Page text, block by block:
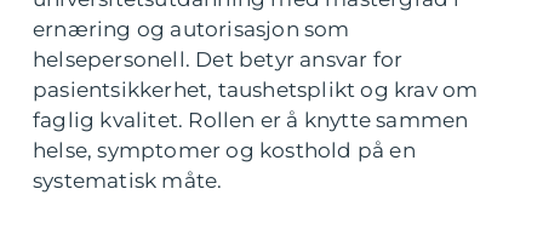
ernæring og autorisasjon som
helsepersonell. Det betyr ansvar for
pasientsikkerhet, taushetsplikt og krav om
faglig kvalitet. Rollen er å knytte sammen
helse, symptomer og kosthold på en
systematisk måte.